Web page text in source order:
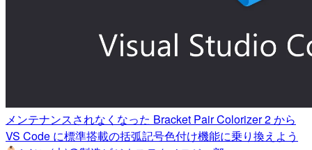
メンテナンスされなくなった Bracket Pair Colorizer 2 から
VS Code に標準搭載の括弧記号色付け機能に乗り換えよう